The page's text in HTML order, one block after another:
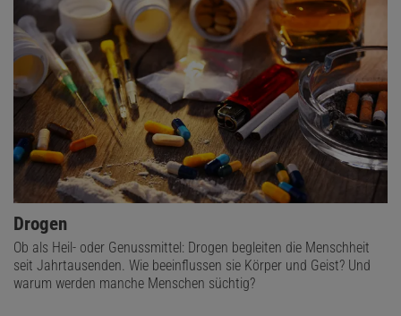
Drogen
Ob als Heil- oder Genussmittel: Drogen begleiten die Menschheit
seit Jahrtausenden. Wie beeinflussen sie Körper und Geist? Und
warum werden manche Menschen süchtig?